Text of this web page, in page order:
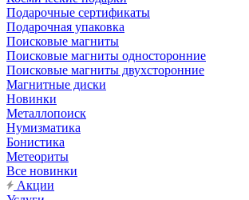
Подарочные сертификаты
Подарочная упаковка
Поисковые магниты
Поисковые магниты односторонние
Поисковые магниты двухсторонние
Магнитные диски
Новинки
Металлопоиск
Нумизматика
Бонистика
Метеориты
Все новинки
Акции